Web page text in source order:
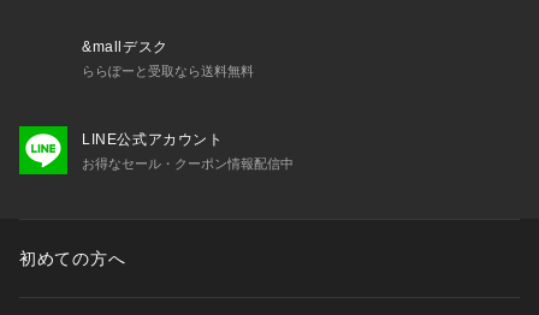
&mallデスク
ららぽーと受取なら送料無料
LINE公式アカウント
お得なセール・クーポン情報配信中
初めての方へ